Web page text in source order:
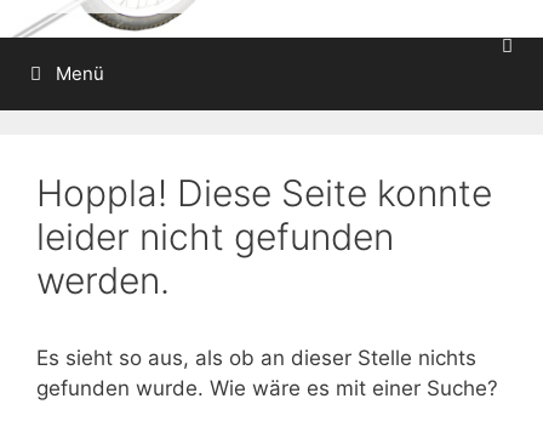
Menü
Hoppla! Diese Seite konnte
leider nicht gefunden
werden.
Es sieht so aus, als ob an dieser Stelle nichts
gefunden wurde. Wie wäre es mit einer Suche?